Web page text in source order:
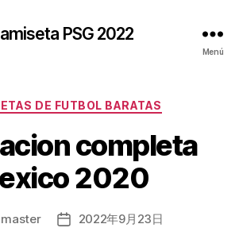
PSG 2022
Menú
Categorías
DE FUTBOL BARATAS
completa
2020
master
Fecha2022年9月23日